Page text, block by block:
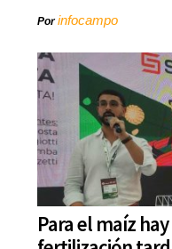
Porinfocampo
Para el maíz